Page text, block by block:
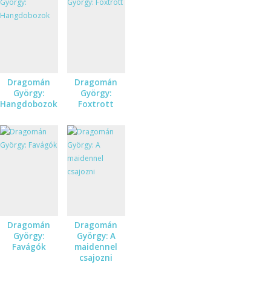
Dragomán
György:
Hangdobozok
Dragomán
György:
Foxtrott
Dragomán
György:
Favágók
Dragomán
György: A
maidennel
csajozni